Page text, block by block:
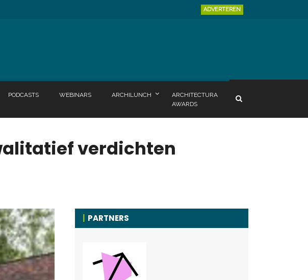
ADVERTEREN
PODCASTS WEBINARS ARCHILUNCH
ARCHITECTURA
AWARDS
verdichten
PARTNERS